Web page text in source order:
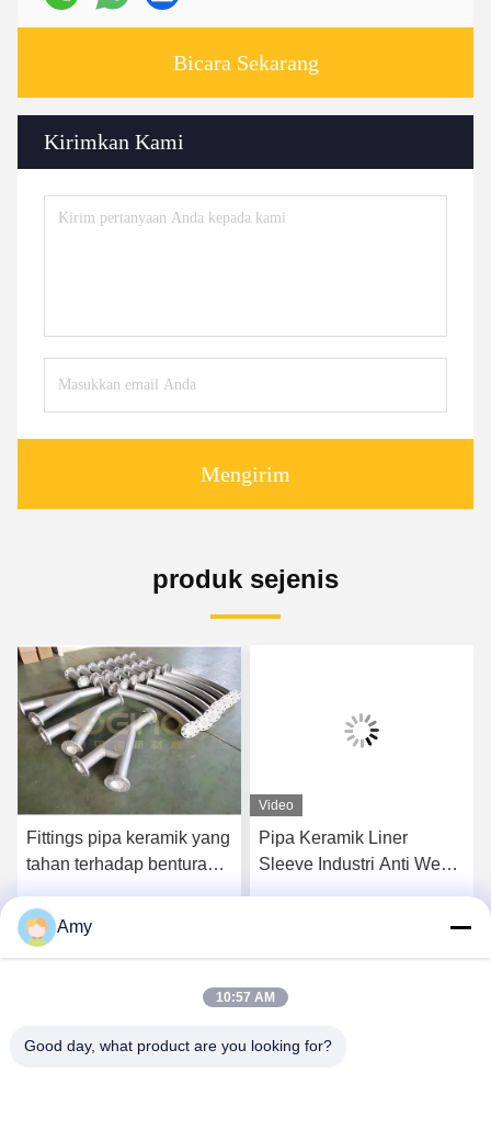
Bicara Sekarang
Kirimkan Kami
Mengirim
produk sejenis
Fittings pipa keramik yang
tahan terhadap benturan
Ketebalan 10mm
Dapatkan Harga Terbaik
Video
Pipa Keramik Liner
Sleeve Industri Anti Wear
Amy
10:57 AM
Good day, what product are you looking for?